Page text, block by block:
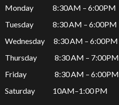
Monday 8:30AM – 6:00PM
Tuesday 8:30 AM – 6:00PM
Wednesday 8:30 AM – 6:00PM
Thursday
8:30 AM – 7:00PM
Friday
8:30 AM – 6:00PM
Saturday 10AM–1:00 PM